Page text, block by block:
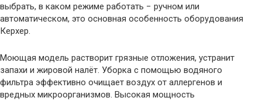
выбрать, в каком режиме работать − ручном или
автоматическом, это основная особенность оборудования
Керхер.
Моющая модель растворит грязные отложения, устранит
запахи и жировой налёт. Уборка с помощью водяного
фильтра эффективно очищает воздух от аллергенов и
вредных микроорганизмов. Высокая мощность